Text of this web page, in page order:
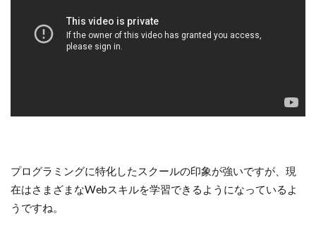
プログラミングに特化したスクールの印象が強いですが、現
在はさまざまなWebスキルを学習できるようになっているよ
うですね。